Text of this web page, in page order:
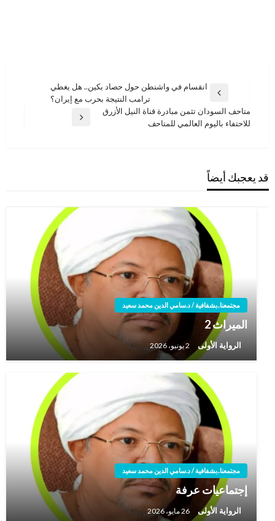
المقالات
المقالة
السابقة
انقسام في واشنطن حول حصاد بكين.. هل يغطي
ترامب النتيجة بحرب مع إيران؟
المقالة
متاحف السودان تثمن مبادرة قناة النيل الأزرق
للاحتفاء باليوم العالمي للمتاحف
قد يعجبك أيضاً
مجتمعنا..بشفافية / د.سامي الدين محمد سعيد
الميراث 2
الرواية الأولى 2 يونيو، 2026
مجتمعنا..بشفافية / د.سامي الدين محمد سعيد
إجتماعيات عرفة
الرواية الأولى 26 مايو، 2026